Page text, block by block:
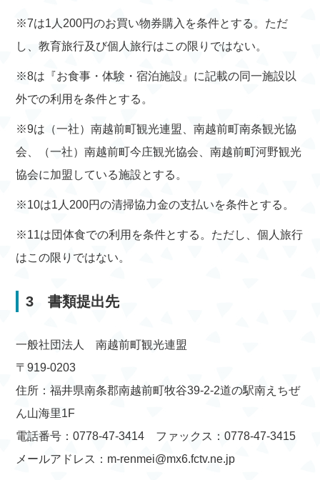
※7は1人200円のお買い物券購入を条件とする。ただ
し、教育旅行及び個人旅行はこの限りではない。
※8は『お食事・体験・宿泊施設』に記載の同一施設以
外での利用を条件とする。
※9は（一社）南越前町観光連盟、南越前町南条観光協
会、（一社）南越前町今庄観光協会、南越前町河野観光
協会に加盟している施設とする。
※10は1人200円の清掃協力金の支払いを条件とする。
※11は団体食での利用を条件とする。ただし、個人旅行
はこの限りではない。
3 書類提出先
一般社団法人 南越前町観光連盟
〒919-0203
住所：福井県南条郡南越前町牧谷39-2-2道の駅南えちぜ
ん山海里1F
電話番号：0778-47-3414 ファックス：0778-47-3415
メールアドレス：m-renmei@mx6.fctv.ne.jp